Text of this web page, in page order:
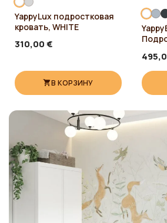
YappyLux подростковая
кровать, WHITE
310,00 €
В КОРЗИНУ